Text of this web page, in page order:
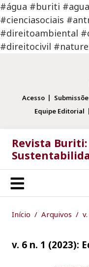
#água #buriti
#cienciasociais
#direitoambiental
#direitocivil
Acesso
Equipe Editorial
Revista
Início Arquivos
v. 6 n. 1 (2023):